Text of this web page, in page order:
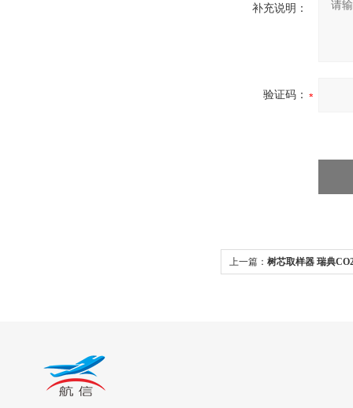
补充说明：
验证码：
上一篇： 树芯取样器 瑞典